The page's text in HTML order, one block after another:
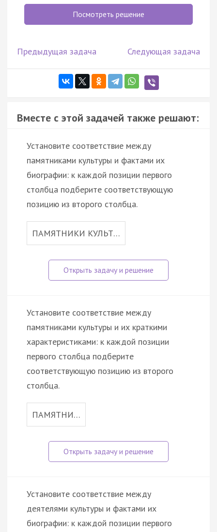
Посмотреть решение
Предыдущая задача Следующая задача
Вместе с этой задачей также решают:
Установите соответствие между
памятниками культуры и фактами их
биографии: к каждой позиции первого
столбца подберите соответствующую
позицию из второго столбца.
ПАМЯТНИКИ КУЛЬТ…
Установите соответствие между
памятниками культуры и их краткими
характеристиками: к каждой позиции
первого столбца подберите
соответствующую позицию из второго
столбца.
ПАМЯТНИ…
Установите соответствие между
деятелями культуры и фактами их
биографии: к каждой позиции первого